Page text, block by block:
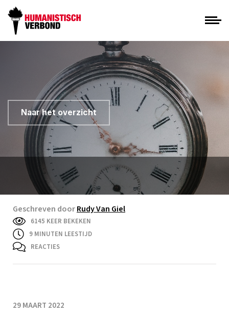
Naar het overzicht
Geschreven doorRudy Van Giel
6145 KEER BEKEKEN
9 MINUTEN LEESTIJD
REACTIES
29 MAART 2022